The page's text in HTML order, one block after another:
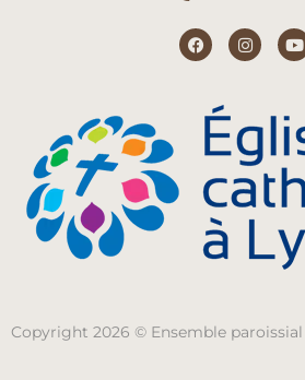
Copyright 2026 © Ensemble